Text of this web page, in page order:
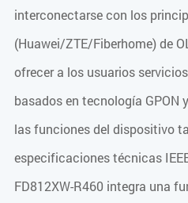
interconectarse con los
(Huawei/ZTE/Fiberhome) de
ofrecer a los usuarios
basados en tecnología GPON
las funciones del dispositivo
especificaciones técnicas
FD812XW-R460 integra una